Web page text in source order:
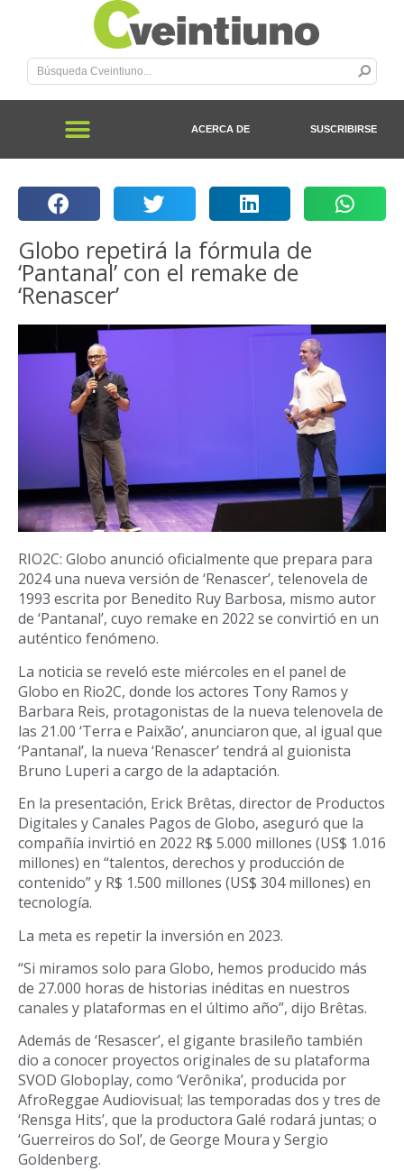
ACERCA DE SUSCRIBIRSE
Globo repetirá la fórmula de
‘Pantanal’ con el remake de
‘Renascer’
RIO2C: Globo anunció oficialmente que prepara para
2024 una nueva versión de ‘Renascer’, telenovela de
1993 escrita por Benedito Ruy Barbosa, mismo autor
de ‘Pantanal’, cuyo remake en 2022 se convirtió en un
auténtico fenómeno.
La noticia se reveló este miércoles en el panel de
Globo en Rio2C, donde los actores Tony Ramos y
Barbara Reis, protagonistas de la nueva telenovela de
las 21.00 ‘Terra e Paixão’, anunciaron que, al igual que
‘Pantanal’, la nueva ‘Renascer’ tendrá al guionista
Bruno Luperi a cargo de la adaptación.
En la presentación, Erick Brêtas, director de Productos
Digitales y Canales Pagos de Globo, aseguró que la
compañía invirtió en 2022 R$ 5.000 millones (US$ 1.016
millones) en “talentos, derechos y producción de
contenido” y R$ 1.500 millones (US$ 304 millones) en
tecnología.
La meta es repetir la inversión en 2023.
“Si miramos solo para Globo, hemos producido más
de 27.000 horas de historias inéditas en nuestros
canales y plataformas en el último año”, dijo Brêtas.
Además de ‘Resascer’, el gigante brasileño también
dio a conocer proyectos originales de su plataforma
SVOD Globoplay, como ‘Verônika’, producida por
AfroReggae Audiovisual; las temporadas dos y tres de
‘Rensga Hits’, que la productora Galé rodará juntas; o
‘Guerreiros do Sol’, de George Moura y Sergio
Goldenberg.